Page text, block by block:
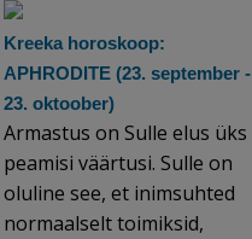
Kreeka horoskoop:
APHRODITE (23. september -
23. oktoober)
Armastus on Sulle elus üks
peamisi väärtusi. Sulle on
oluline see, et inimsuhted
normaalselt toimiksid,